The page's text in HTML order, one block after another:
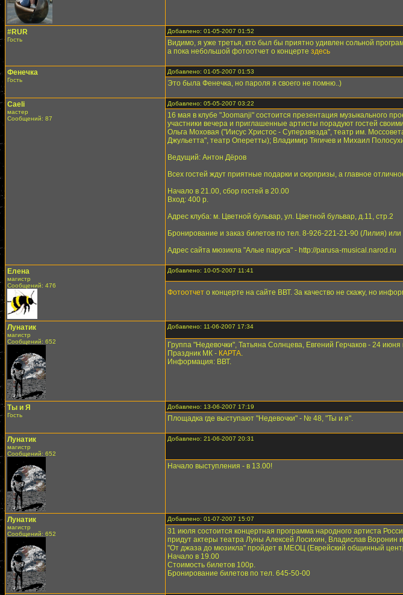
#RUR
Гость
Добавлено: 01-05-2007 01:52
Видимо, я уже третья, кто был бы приятно удивлен сольной
а пока небольшой фотоотчет о концерте здесь
Фенечка
Гость
Добавлено: 01-05-2007 01:53
Это была Фенечка, но пароля я своего не помню..)
Caeli
мастер
Сообщений: 87
Добавлено: 05-05-2007 03:22
16 мая в клубе "Joomanji" состоится презентация музыкального
участники вечера и приглашенные артисты порадуют гостей
Ольга Моховая ("Иисус Христос - Суперзвезда", театр им.
Джульетта", театр Оперетты); Владимир Тягичев и Михаил
Ведущий: Антон Дёров
Всех гостей ждут приятные подарки и сюрпризы, а главное
Начало в 21.00, сбор гостей в 20.00
Вход: 400 р.
Адрес клуба: м. Цветной бульвар, ул. Цветной бульвар, д.11, стр.2
Бронирование и заказ билетов по тел. 8-926-221-21-90 (Лилия)
Адрес сайта мюзикла "Алые паруса" - http://parusa-musical.narod.ru
Елена
магистр
Сообщений: 476
Добавлено: 10-05-2007 11:41
Фотоотчет о концерте на сайте ВВТ. За качество не скажу, но
Лунатик
магистр
Сообщений: 652
Добавлено: 11-06-2007 17:34
Группа "Недевочки", Татьяна Солнцева, Евгений Герчаков - 24 июня
Праздник МК - КАРТА.
Информация: ВВТ.
Ты и Я
Гость
Добавлено: 13-06-2007 17:19
Площадка где выступают "Недевочки" - № 48, "Ты и я".
Лунатик
магистр
Сообщений: 652
Добавлено: 21-06-2007 20:31
Начало выступления - в 13.00!
Лунатик
магистр
Сообщений: 652
Добавлено: 01-07-2007 15:07
31 июля состоится концертная программа народного артиста
придут актеры театра Луны Алексей Лосихин, Владислав
"От джаза до мюзикла" пройдет в МЕОЦ (Еврейский общинный
Начало в 19.00
Стоимость билетов 100р.
Бронирование билетов по тел. 645-50-00